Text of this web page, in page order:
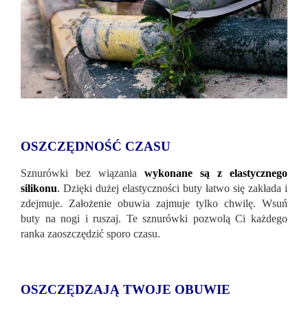
OSZCZĘDNOŚĆ CZASU
Sznurówki bez wiązania
wykonane są z elastycznego
silikonu. Dzięki dużej elastyczności buty łatwo się zakłada i
zdejmuje. Założenie obuwia zajmuje tylko chwilę. Wsuń
buty na nogi i ruszaj. Te sznurówki pozwolą Ci każdego
ranka zaoszczędzić sporo czasu.
OSZCZĘDZAJĄ TWOJE OBUWIE